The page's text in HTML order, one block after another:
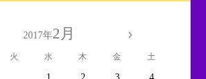
2017年2月
火 水 木 金 土
1 2 3 4